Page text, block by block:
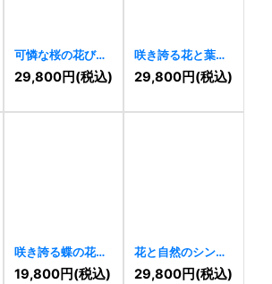
可憐な桜の花びら
ロゴ[11012]
29,800円(税込)
咲き誇る花と葉、
大地が示すのロゴ
10102 ]
29,800円(税込)
咲き誇る蝶の花ロ
ゴ[ 10090]
19,800円(税込)
花と自然のシンボ
ルロゴ [11007]
29,800円(税込)